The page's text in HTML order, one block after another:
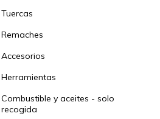
Tuercas
Remaches
Accesorios
Herramientas
Combustible y aceites - solo
recogida